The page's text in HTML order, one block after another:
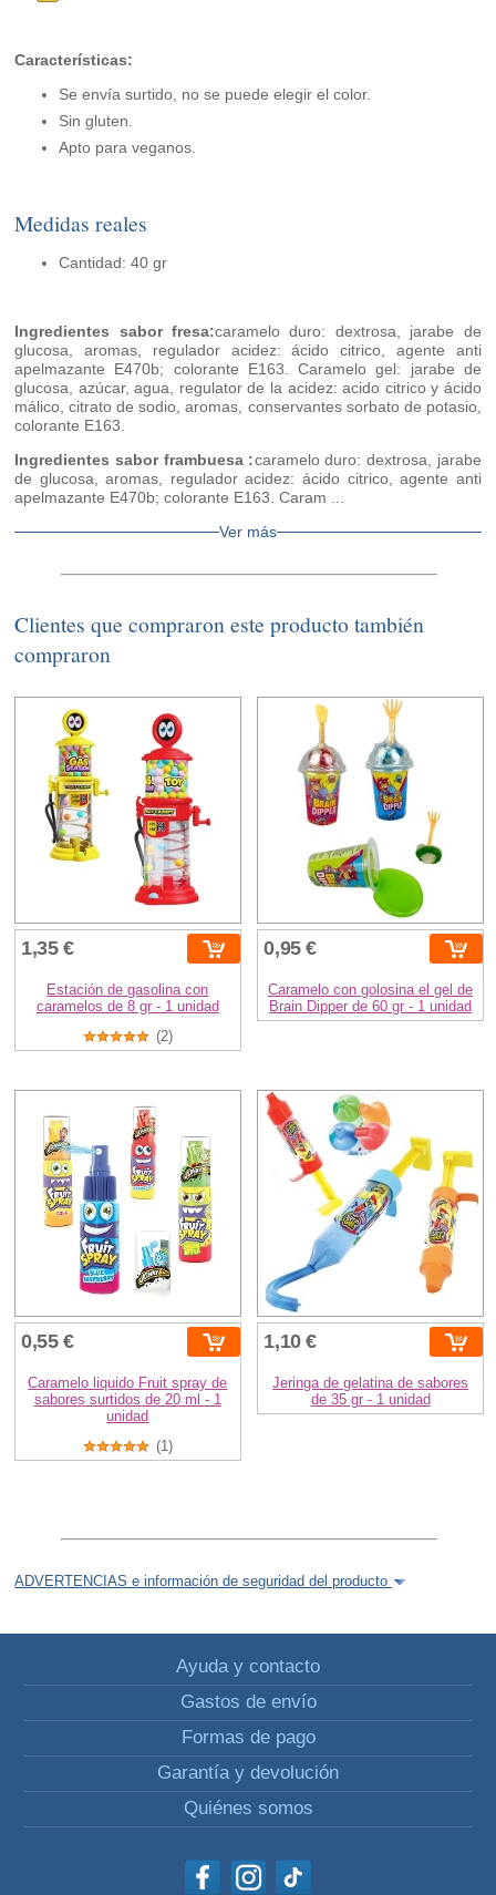
Características:
Se envía surtido, no se puede elegir el color.
Sin gluten.
Apto para veganos.
Medidas reales
Cantidad: 40 gr
Ingredientes sabor fresa:caramelo duro: dextrosa, jarabe de
glucosa, aromas, regulador acidez: ácido citrico, agente anti
apelmazante E470b; colorante E163. Caramelo gel: jarabe de
glucosa, azúcar, agua, regulator de la acidez: acido citrico y ácido
málico, citrato de sodio, aromas, conservantes sorbato de potasio,
colorante E163.
Ingredientes sabor frambuesa :caramelo duro: dextrosa, jarabe
de glucosa, aromas, regulador acidez: ácido citrico, agente anti
apelmazante E470b; colorante E163. Caram ...
Ver más
Clientes que compraron este producto también
compraron
1,35 €
Estación de gasolina con
caramelos de 8 gr - 1 unidad
(2)
0,95 €
Caramelo con golosina el gel de
Brain Dipper de 60 gr - 1 unidad
0,55 €
Caramelo liquido Fruit spray de
sabores surtidos de 20 ml - 1
unidad
(1)
1,10 €
Jeringa de gelatina de sabores
de 35 gr - 1 unidad
ADVERTENCIAS e información de seguridad del producto
Ayuda y contacto
Gastos de envío
Formas de pago
Garantía y devolución
Quiénes somos